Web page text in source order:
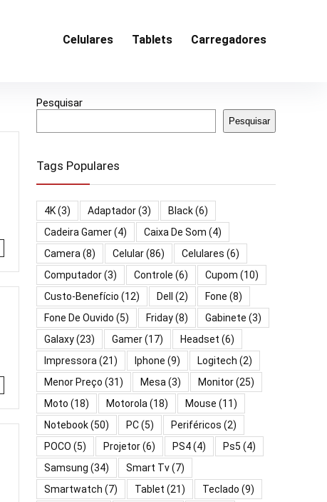
Celulares Tablets Carregadores
Pesquisar
Pesquisar
Tags Populares
4K(3) Adaptador(3) Black(6)
Cadeira Gamer(4) Caixa De Som (4)
Camera (8) Celular(86) Celulares (6)
Computador(3) Controle (6) Cupom (10)
Custo-Benefício (12) Dell (2) Fone (8)
Fone De Ouvido (5) Friday(8) Gabinete (3)
Galaxy(23) Gamer(17) Headset (6)
Impressora (21) Iphone (9) Logitech (2)
Menor Preço (31) Mesa (3) Monitor(25)
Moto (18) Motorola (18) Mouse (11)
Notebook(50) PC(5) Periféricos (2)
POCO (5) Projetor(6) PS4(4) Ps5 (4)
Samsung (34) Smart Tv(7)
Smartwatch (7) Tablet (21) Teclado (9)